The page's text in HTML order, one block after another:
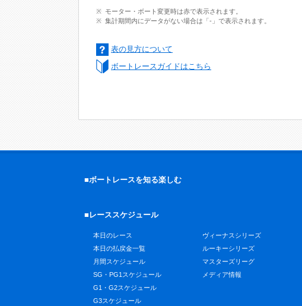
モーター・ボート変更時は赤で表示されます。
集計期間内にデータがない場合は「-」で表示されます。
表の見方について
ボートレースガイドはこちら
■ボートレースを知る楽しむ
■レーススケジュール
本日のレース
本日の払戻金一覧
月間スケジュール
SG・PG1スケジュール
G1・G2スケジュール
G3スケジュール
ヴィーナスシリーズ
ルーキーシリーズ
マスターズリーグ
メディア情報